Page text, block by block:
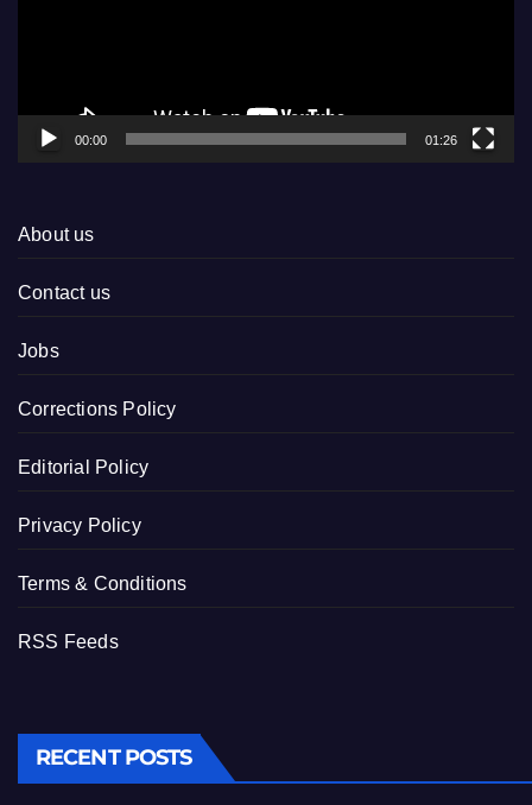
00:00 01:26
About us
Contact us
Jobs
Corrections Policy
Editorial Policy
Privacy Policy
Terms & Conditions
RSS Feeds
RECENT POSTS